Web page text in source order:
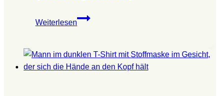
sein?
(Vortragsreihe)
Weiterlesen
Dr.
Die
Welt